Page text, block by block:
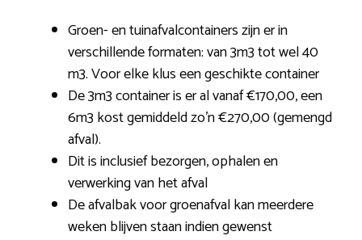
Groen- en tuinafvalcontainers zijn er in
verschillende formaten: van 3m3 tot wel 40
m3. Voor elke klus een geschikte container
De 3m3 container is er al vanaf €170,00, een
6m3 kost gemiddeld zo’n €270,00 (gemengd
afval).
Dit is inclusief bezorgen, ophalen en
verwerking van het afval
De afvalbak voor groenafval kan meerdere
weken blijven staan indien gewenst